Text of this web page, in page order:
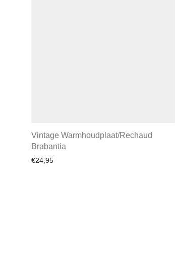
Vintage Warmhoudplaat/Rechaud
Brabantia
€24,95